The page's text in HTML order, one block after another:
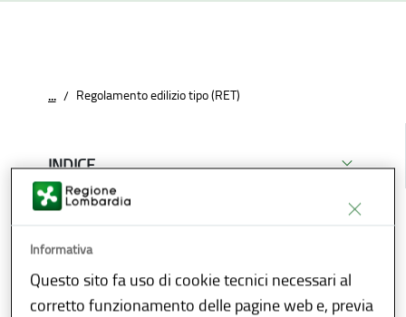
... / Regolamento edilizio tipo (RET)
INDICE
RET
Informativa
Questo sito fa uso di cookie tecnici necessari al
corretto funzionamento delle pagine web e, previa